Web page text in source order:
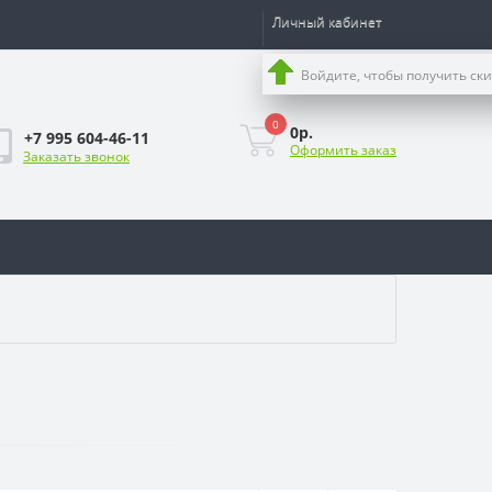
Личный кабинет
Войдите, чтобы получить
+7 995 604-46-11
Заказать звонок
0 0р.
Оформить заказ